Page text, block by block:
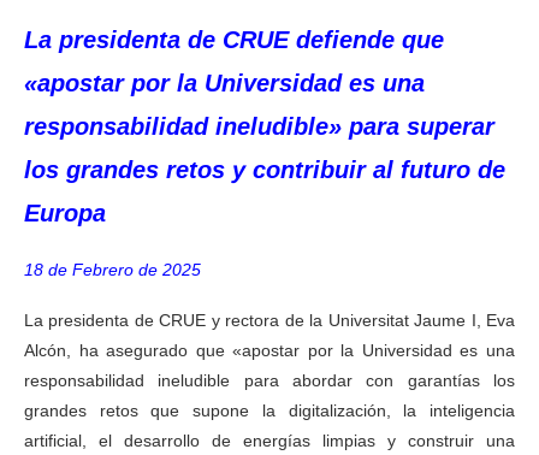
La presidenta de CRUE defiende que
«apostar por la Universidad es una
responsabilidad ineludible» para superar
los grandes retos y contribuir al futuro de
Europa
18 de Febrero de 2025
La presidenta de CRUE y rectora de la Universitat Jaume I, Eva
Alcón, ha asegurado que «apostar por la Universidad es una
responsabilidad ineludible para abordar con garantías los
grandes retos que supone la digitalización, la inteligencia
artificial, el desarrollo de energías limpias y construir una